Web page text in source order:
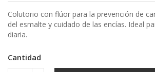
Colutorio con flúor para la prevención de
del esmalte y cuidado de las encías. Ideal
diaria.
Cantidad